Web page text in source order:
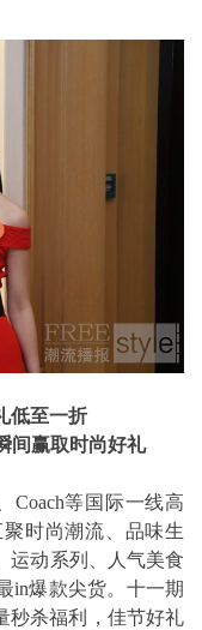
低至一折
间赢取时尚好礼
Coach等国际一线高
时尚潮流、品味生
运动系列、人气美食
in爆款尖货。十一期
秒杀福利，佳节好礼